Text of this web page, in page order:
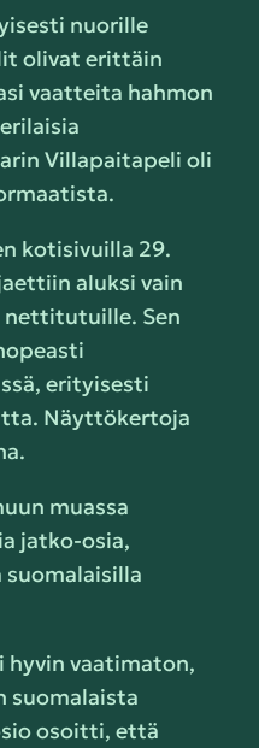
nuorille
olivat erittäin
vaatteita hahmon
Villapaitapeli oli
kotisivuilla 29.
aluksi vain
nettitutuille. Sen
erityisesti
Näyttökertoja
muassa
jatko-osia,
suomalaisilla
hyvin vaatimaton,
suomalaista
osoitti, että